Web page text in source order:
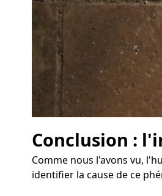
Conclusion :
Comme nous l'avons vu,
identifier la cause de ce